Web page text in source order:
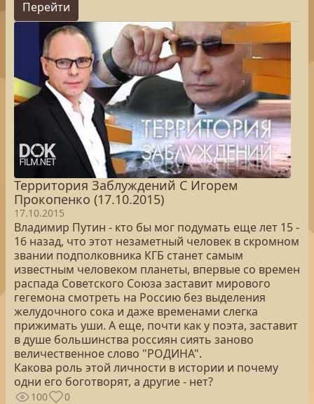
Перейти
Территория Заблуждений С Игорем
Прокопенко (17.10.2015)
17.10.2015
Владимир Путин - кто бы мог подумать еще лет 15 -
16 назад, что этот незаметный человек в скромном
звании подполковника КГБ станет самым
известным человеком планеты, впервые со времен
распада Советского Союза заставит мирового
гегемона смотреть на Россию без выделения
желудочного сока и даже временами слегка
прижимать уши. А еще, почти как у поэта, заставит
в душе большинства россиян сиять заново
величественное слово "РОДИНА".
Какова роль этой личности в истории и почему
одни его боготворят, а другие - нет?
100 0